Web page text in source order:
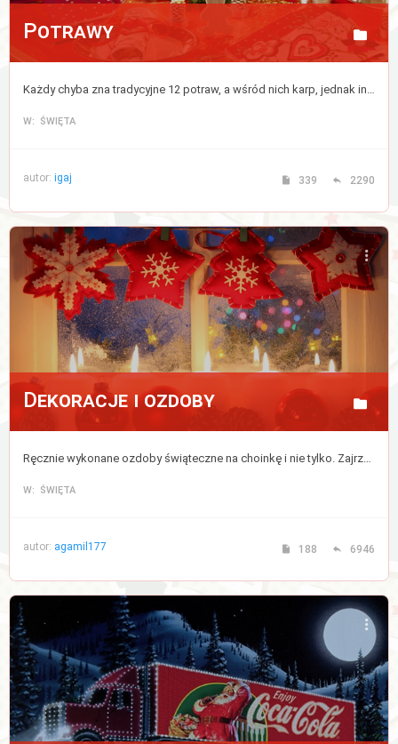
Potrawy
Każdy chyba zna tradycyjne 12 potraw, a wśród nich karp, jednak inne potrawy różnią się w różnych domach. Tutaj śmiało możesz wymienić się przepisami na swój wymarzony zestaw 12 dań.
W: ŚWIĘTA
autor: igaj 339 2290
Dekoracje i ozdoby
Ręcznie wykonane ozdoby świąteczne na choinkę i nie tylko. Zajrzyj, jeśli chcesz podpatrzeć jak robią to inni i wykorzystaj kilka pomysłów do nadania swojemu domu prawdziwej atmosfery Świąt. Porozmawiaj też o dekoracjach które towarzyszą nam podczas świąt.
W: ŚWIĘTA
autor: agamil177 188 6946